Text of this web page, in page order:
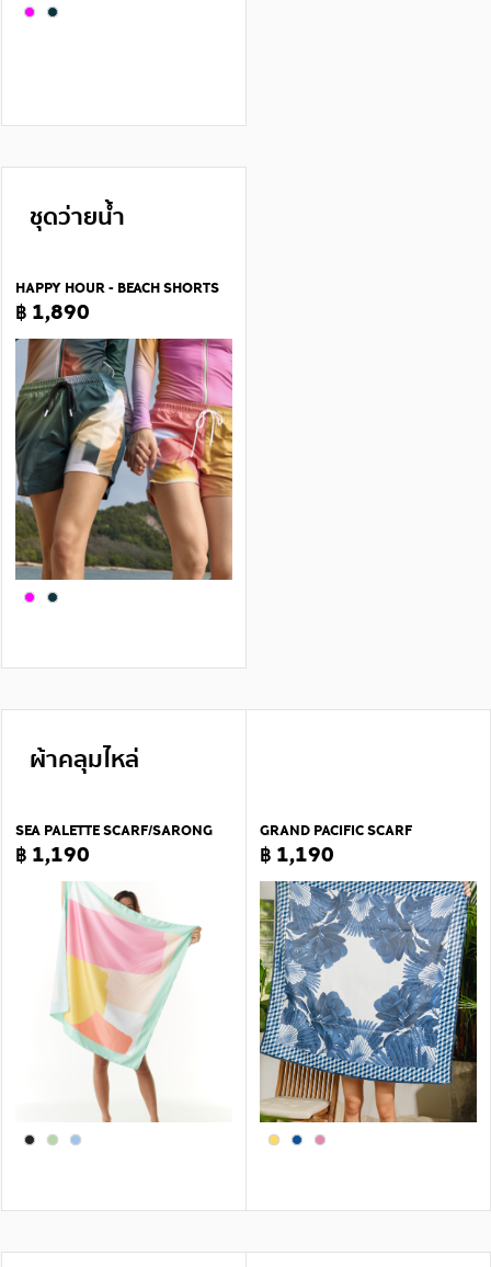
ชุดว่ายน้ำ
HAPPY HOUR - BEACH SHORTS
฿ 1,890
ผ้าคลุมไหล่
SEA PALETTE SCARF/SARONG
฿ 1,190
GRAND PACIFIC SCARF
฿ 1,190